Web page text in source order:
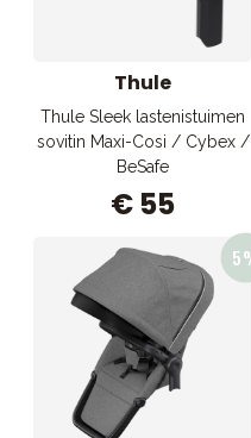
Thule
Thule Sleek lastenistuimen
sovitin Maxi-Cosi / Cybex /
BeSafe
€ 55